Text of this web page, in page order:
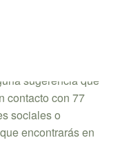
MUNDOS
sobre
sugerencia que
contacto con 77
sociales o
encontrarás en